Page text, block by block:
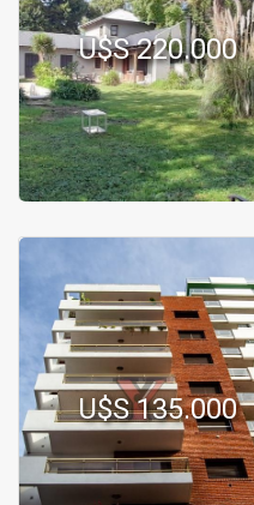
U$S 220.000
U$S 135.000